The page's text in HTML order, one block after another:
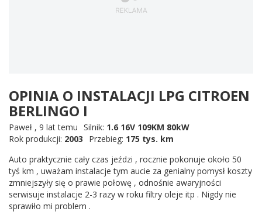
OPINIA O INSTALACJI LPG CITROEN
BERLINGO I
Paweł , 9 lat temu Silnik: 1.6 16V 109KM 80kW
Rok produkcji: 2003 Przebieg: 175 tys. km
Auto praktycznie cały czas jeździ , rocznie pokonuje około 50
tyś km , uważam instalacje tym aucie za genialny pomysł koszty
zmniejszyły się o prawie połowę , odnośnie awaryjności
serwisuje instalacje 2-3 razy w roku filtry oleje itp . Nigdy nie
sprawiło mi problem .